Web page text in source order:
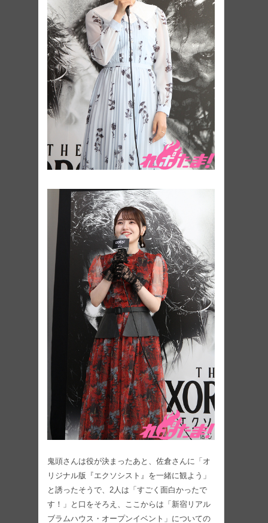
鬼頭さんは役が決まったあと、佐倉さんに「オ
リジナル版『エクソシスト』を一緒に観よう」
と誘ったそうで、2人は「すごく面白かったで
す！」と口をそろえ、ここからは「新宿リアル
ブラムハウス・オープンイベント」についての